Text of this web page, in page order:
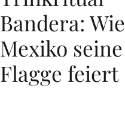
Bandera: Wie
Mexiko seine
Flagge feiert